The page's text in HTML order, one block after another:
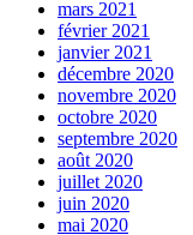
mars 2021
février 2021
janvier 2021
décembre 2020
novembre 2020
octobre 2020
septembre 2020
août 2020
juillet 2020
juin 2020
mai 2020